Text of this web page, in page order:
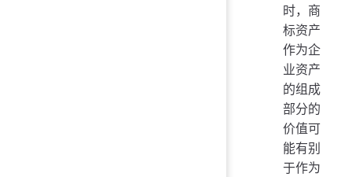
时，商
标资产
作为企
业资产
的组成
部分的
价值可
能有别
于作为